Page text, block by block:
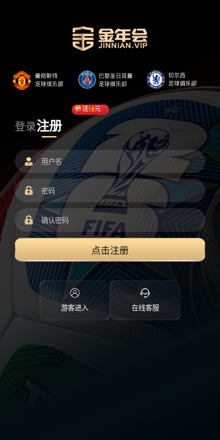
登录注册
送18元
点击注册
游客进入 在线客服